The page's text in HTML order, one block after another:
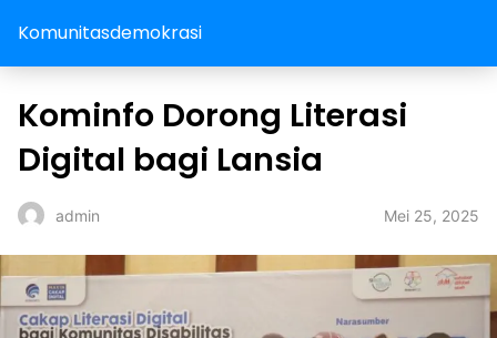
Komunitasdemokrasi
Kominfo Dorong Literasi
Digital bagi Lansia
admin Mei 25, 2025